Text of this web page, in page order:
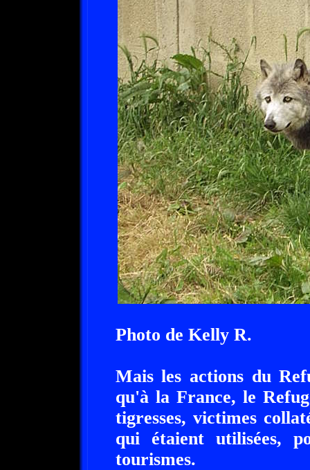
Photo de Kelly R.
Mais les actions du
qu'à la France, le
tigresses, victimes
qui étaient utilisées,
tourismes.